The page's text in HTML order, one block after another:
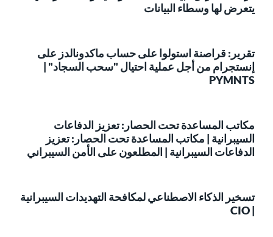
يتعرض لها وسطاء البيانات
تقرير: قراصنة استولوا على حساب ماكدونالدز على
إنستجرام من أجل عملية احتيال "سحب السجاد" |
PYMNTS
مكاتب المساعدة تحت الحصار: تعزيز الدفاعات
السيبرانية | مكاتب المساعدة تحت الحصار: تعزيز
الدفاعات السيبرانية | المطلعون على الأمن السيبراني
تسخير الذكاء الاصطناعي لمكافحة التهديدات السيبرانية